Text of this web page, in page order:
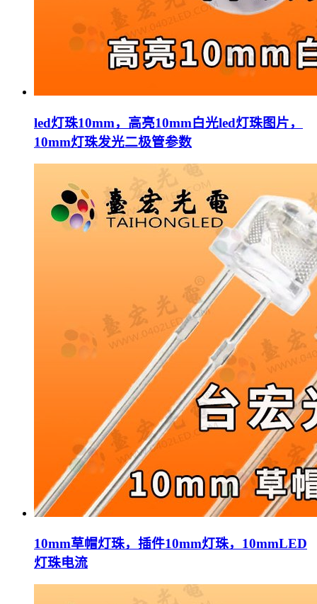
led灯珠10mm，高亮10mm白光led灯珠图片，
10mm灯珠发光二极管参数
10mm草帽灯珠，插件10mm灯珠，10mmLED
灯珠电流